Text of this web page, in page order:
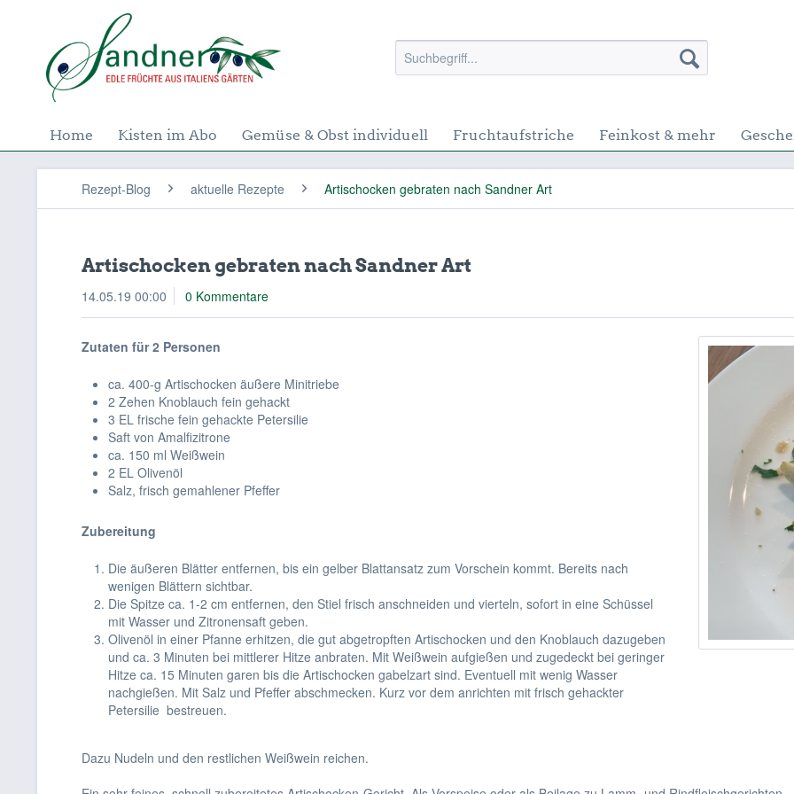
Home Kisten im Abo Gemüse & Obst individuell Fruchtaufstriche Feinkost & mehr
Rezept-Blog aktuelle Rezepte Artischocken gebraten nach Sandner Art
Artischocken gebraten nach Sandner Art
14.05.19 00:00 0 Kommentare
Zutaten für 2 Personen
ca. 400-g Artischocken äußere Minitriebe
2 Zehen Knoblauch fein gehackt
3 EL frische fein gehackte Petersilie
Saft von Amalfizitrone
ca. 150 ml Weißwein
2 EL Olivenöl
Salz, frisch gemahlener Pfeffer
Zubereitung
Die äußeren Blätter entfernen, bis ein gelber Blattansatz zum Vorschein kommt. Bereits nach
wenigen Blättern sichtbar.
Die Spitze ca. 1-2 cm entfernen, den Stiel frisch anschneiden und vierteln, sofort in eine Schüssel
mit Wasser und Zitronensaft geben.
Olivenöl in einer Pfanne erhitzen, die gut abgetropften Artischocken und den Knoblauch dazugeben
und ca. 3 Minuten bei mittlerer Hitze anbraten. Mit Weißwein aufgießen und zugedeckt bei geringer
Hitze ca. 15 Minuten garen bis die Artischocken gabelzart sind. Eventuell mit wenig Wasser
nachgießen. Mit Salz und Pfeffer abschmecken. Kurz vor dem anrichten mit frisch gehackter
Petersilie bestreuen.
Dazu Nudeln und den restlichen Weißwein reichen.